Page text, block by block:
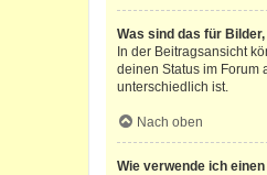
Was sind das für
In der Beitragsansicht
deinen Status im Forum
unterschiedlich ist.
Nach oben
Wie verwende ich